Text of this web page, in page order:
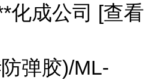
化成公司 [查看
弹胶)/ML-